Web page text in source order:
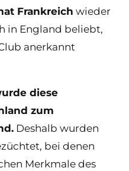
Frankreich wieder
in England beliebt,
anerkannt
diese
zum
Deshalb wurden
bei denen
Merkmale des